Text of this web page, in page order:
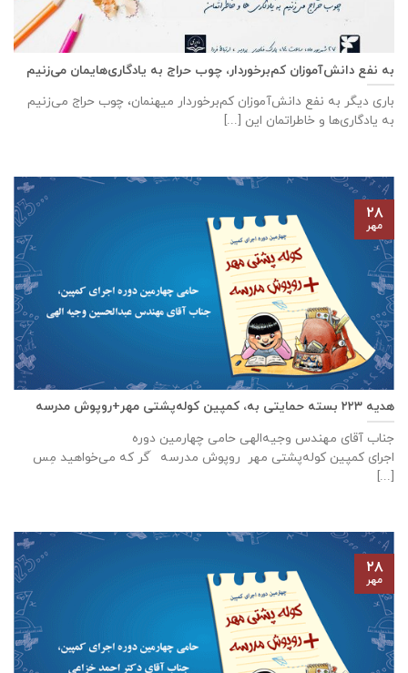
به نفع دانش‌آموزان کم‌برخوردار، چوب حراج به یادگاری‌هایمان می‌زنیم
باری دیگر به نفع دانش‌آموزان کم‌برخوردار میهنمان، چوب حراج می‌زنیم
به یادگاری‌ها و خاطراتمان این [...]
هدیه ۲۲۳ بسته حمایتی به، کمپین کوله‌پشتی مهر+روپوش مدرسه
جناب آقای مهندس وجیه‌الهی حامی چهارمین دوره
اجرای کمپین کوله‌پشتی مهر روپوش مدرسه َگر که می‌خواهید مِس
[...]
۲۸
مهر
۲۸
مهر